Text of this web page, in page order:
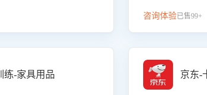
咨询体验已售99+
练-家具用品